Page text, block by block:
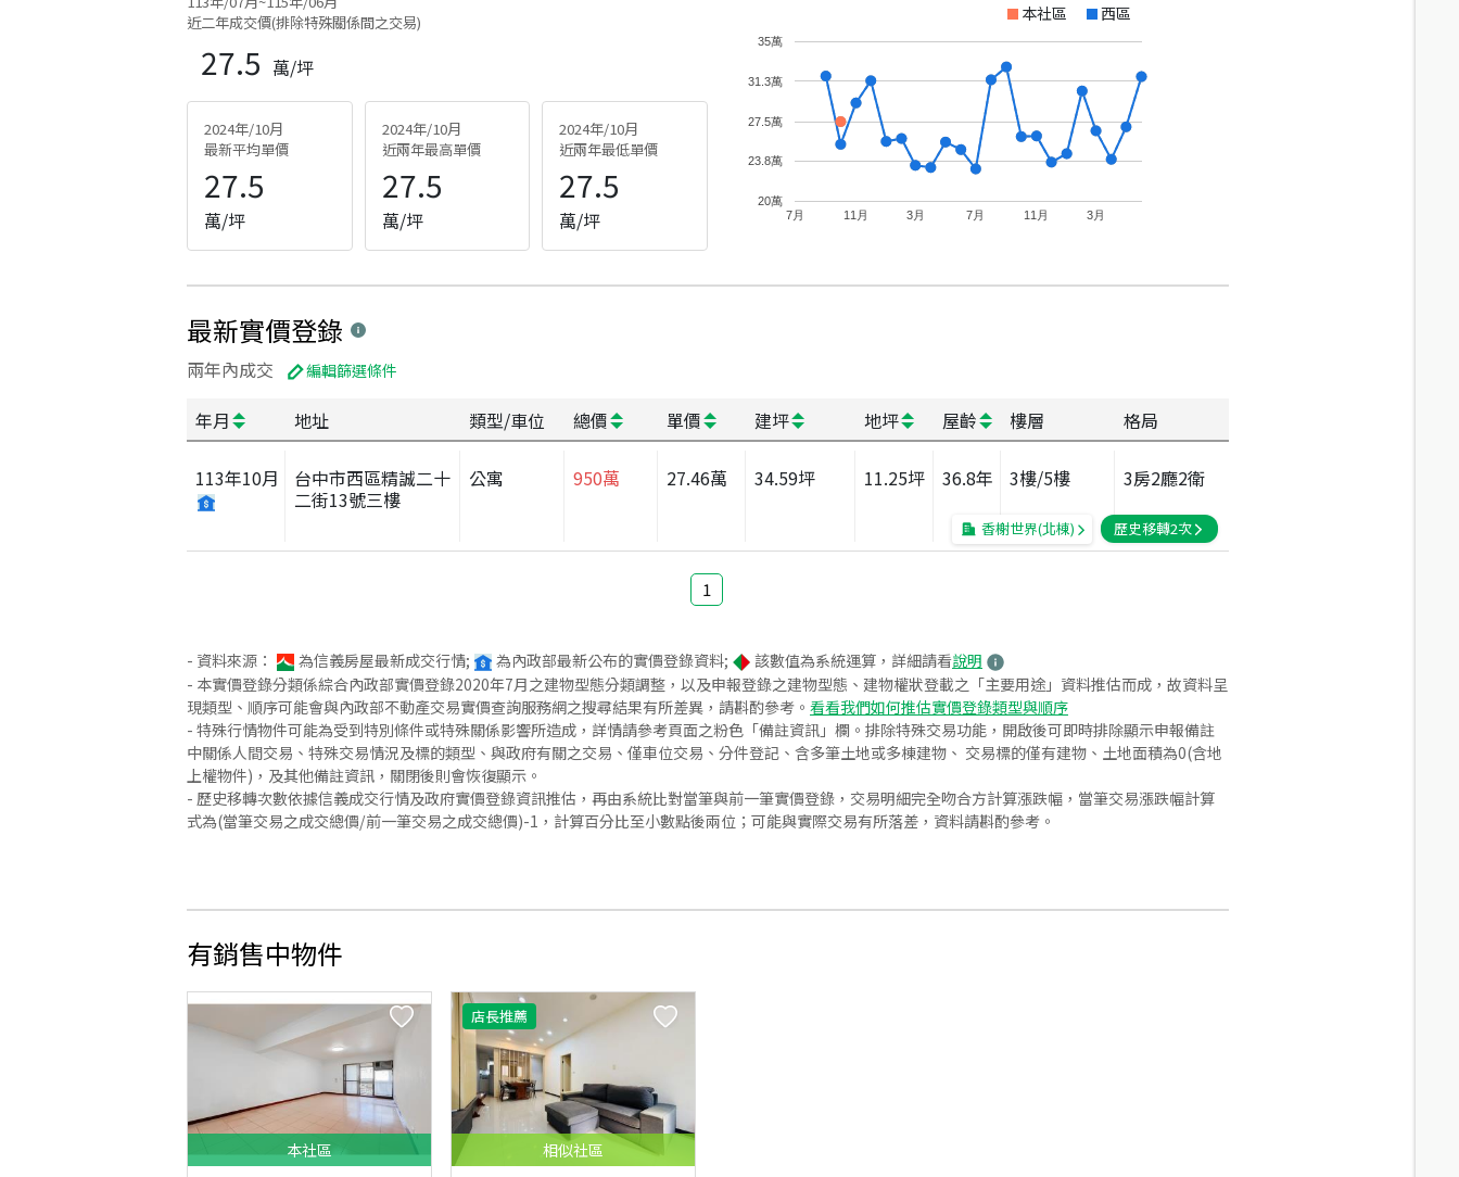
近二年成交價(排除特殊關係間之交易)
27.5 萬/坪
2024年/10月
最新平均單價
27.5
萬/坪
2024年/10月
近兩年最高單價
27.5
萬/坪
2024年/10月
近兩年最低單價
27.5
萬/坪
本社區 西區
7月 11月 3月 7月 11月 3月
20萬
23.8萬
27.5萬
31.3萬
35萬
最新實價登錄
兩年內成交 編輯篩選條件
年月 地址 類型/車位 總價 單價 建坪 地坪 屋齡 樓層 格局
113年10月
台中市西區精誠二十
二街13號三樓
公寓 950萬 27.46萬 34.59坪 11.25坪 36.8年 3樓/5樓 3房2廳2衛
香榭世界(北棟) 歷史移轉2次
1
- 資料來源： 為信義房屋最新成交行情; 為內政部最新公布的實價登錄資料; 該數值為系統運算，詳細請看說明
- 本實價登錄分類係綜合內政部實價登錄2020年7月之建物型態分類調整，以及申報登錄之建物型態、建物權狀登載之「主要用途」資料推估而成，故資料呈
現類型、順序可能會與內政部不動產交易實價查詢服務網之搜尋結果有所差異，請斟酌參考。 看看我們如何推估實價登錄類型與順序
- 特殊行情物件可能為受到特別條件或特殊關係影響所造成，詳情請參考頁面之粉色「備註資訊」欄。排除特殊交易功能，開啟後可即時排除顯示申報備註
中關係人間交易、特殊交易情況及標的類型、與政府有關之交易、僅車位交易、分件登記、含多筆土地或多棟建物、 交易標的僅有建物、土地面積為0(含地
上權物件)，及其他備註資訊，關閉後則會恢復顯示。
- 歷史移轉次數依據信義成交行情及政府實價登錄資訊推估，再由系統比對當筆與前一筆實價登錄，交易明細完全吻合方計算漲跌幅，當筆交易漲跌幅計算
式為(當筆交易之成交總價/前一筆交易之成交總價)-1，計算百分比至小數點後兩位；可能與實際交易有所落差，資料請斟酌參考。
有銷售中物件
本社區
店長推薦
相似社區